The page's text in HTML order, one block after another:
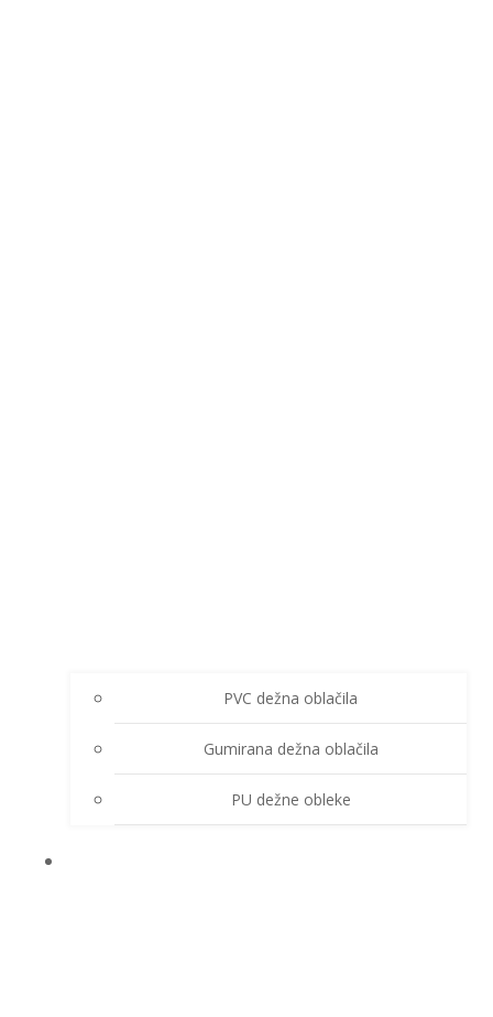
PVC dežna oblačila
Gumirana dežna oblačila
PU dežne obleke